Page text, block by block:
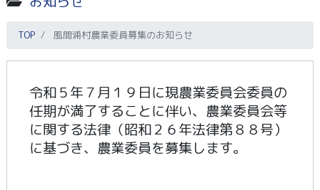
TOP 風間浦村農業委員募集のお知らせ
令和５年７月１９日に現農業委員会委員の
任期が満了することに伴い、農業委員会等
に関する法律（昭和２６年法律第８８号）
に基づき、農業委員を募集します。